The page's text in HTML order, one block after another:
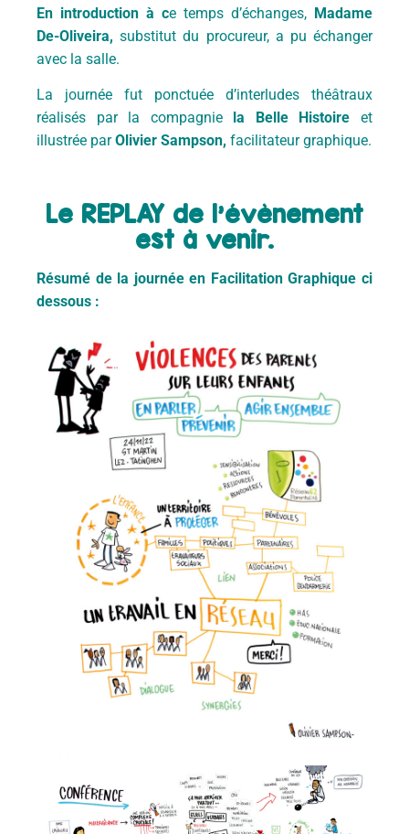
En introduction à ce temps d’échanges, Madame
De-Oliveira, substitut du procureur, a pu échanger
avec la salle.
La journée fut ponctuée d’interludes théâtraux
réalisés par la compagnie la Belle Histoireet
illustrée parOlivier Sampson, facilitateur graphique.
Le REPLAY de l’évènement
est à venir.
Résumé de la journée en Facilitation Graphique ci
dessous :